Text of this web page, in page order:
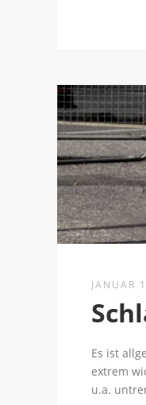
JANUAR
Es ist
extrem
u.a.